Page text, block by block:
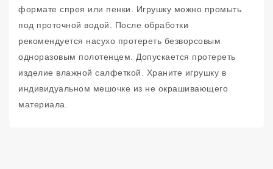
формате спрея или пенки. Игрушку можно промыть
под проточной водой. После обработки
рекомендуется насухо протереть безворсовым
одноразовым полотенцем. Допускается протереть
изделие влажной салфеткой. Храните игрушку в
индивидуальном мешочке из не окрашивающего
материала.